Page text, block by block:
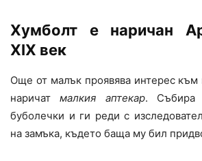
Хумболт е наричан
XIX век
Още от малък проявява интерес към
наричат малкия аптекар. Събира
буболечки и ги реди с
на замъка, където баща му бил